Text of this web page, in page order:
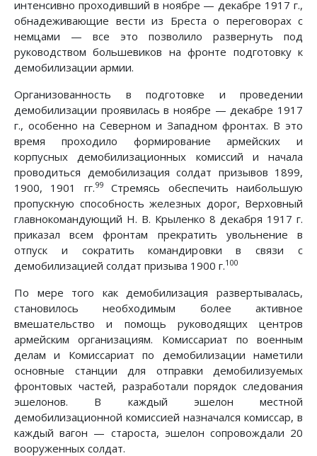
интенсивно проходивший в ноябре — декабре 1917 г.,
обнадеживающие вести из Бреста о переговорах с
немцами — все это позволило развернуть под
руководством большевиков на фронте подготовку к
демобилизации армии.
Организованность в подготовке и проведении
демобилизации проявилась в ноябре — декабре 1917
г., особенно на Северном и Западном фронтах. В это
время проходило формирование армейских и
корпусных демобилизационных комиссий и начала
проводиться демобилизация солдат призывов 1899,
1900, 1901 гг.99Стремясь обеспечить наибольшую
пропускную способность железных дорог, Верховный
главнокомандующий Н. В. Крыленко 8 декабря 1917 г.
приказал всем фронтам прекратить увольнение в
отпуск и сократить командировки в связи с
демобилизацией солдат призыва 1900 г.100
По мере того как демобилизация развертывалась,
становилось необходимым более активное
вмешательство и помощь руководящих центров
армейским организациям. Комиссариат по военным
делам и Комиссариат по демобилизации наметили
основные станции для отправки демобилизуемых
фронтовых частей, разработали порядок следования
эшелонов. В каждый эшелон местной
демобилизационной комиссией назначался комиссар, в
каждый вагон — староста, эшелон сопровождали 20
вооруженных солдат.